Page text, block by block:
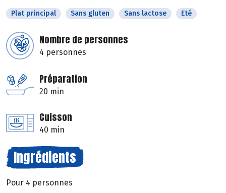
Plat principal Sans gluten Sans lactose Eté
Nombre de personnes
4 personnes
Préparation
20 min
Cuisson
40 min
Ingrédients
Pour 4 personnes